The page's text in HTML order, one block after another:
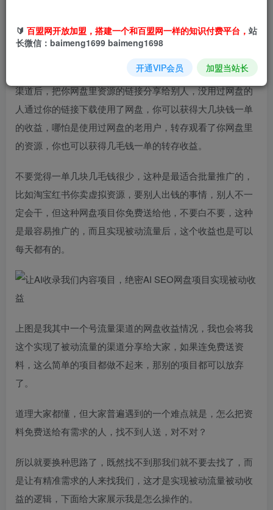
网盘拉新项目想必大家都知道，简单的说就是加入网盘推广
渠道后，把你网盘里资源的链接分享给别人，没用过网盘的
人通过你的链接下载使用了网盘，你可以获得大几块钱一单
的收益，哪怕是使用过网盘的老用户，转存观看了你网盘里
的资源，你也可以获得几毛钱一单的转存收益。
不要觉得一单几块几毛钱很少，这种是最适合批量推广的，
比如淘宝红书你卖虚拟资源，要别人出钱的事情，别人不一
定会干，但这种网盘项目你免费送给他，不要白不要，这种
是最容易推广的，而且实现被动流量后，这个收益也是可以
每天都有的。
上图是我其中一个号流量渠道的网盘收益情况，我也会将我
这个实现了被动流量的渠道分享给大家，如果连免费送资
料，这么简单的项目都做不起来，那别的项目都可以放弃
了。
道理大家都懂，但大家普遍遇到的一个难点就是，怎么把资
料免费送给有需求的人，找不到人送，对不对？
所以就要换种思路了，既然找不到那我们就不要去找了，而
是让有精准需求的人来找我们，这才是实现被动流量被动收
益的逻辑，下面给大家展示我是怎么操作的。
🔰 百盟网开放加盟，搭建一个和百盟网一样的知识付费平台， 站
长微信：baimeng1699 baimeng1698
开通VIP会员 加盟当站长